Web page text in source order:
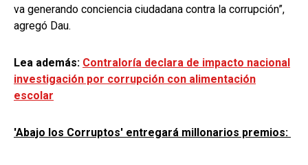
va generando conciencia ciudadana contra la corrupción”,
agregó Dau.
Lea además: Contraloría declara de impacto nacional
investigación por corrupción con alimentación
escolar
'Abajo los Corruptos' entregará millonarios premios: